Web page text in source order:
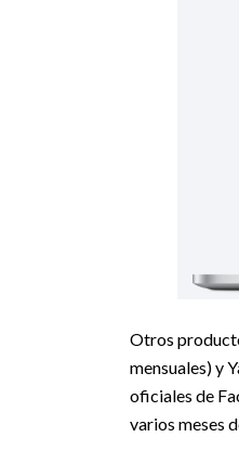
Otros
mensuales) y
oficiales de
varios meses